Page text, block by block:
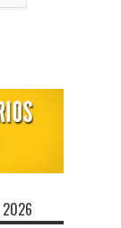
2026